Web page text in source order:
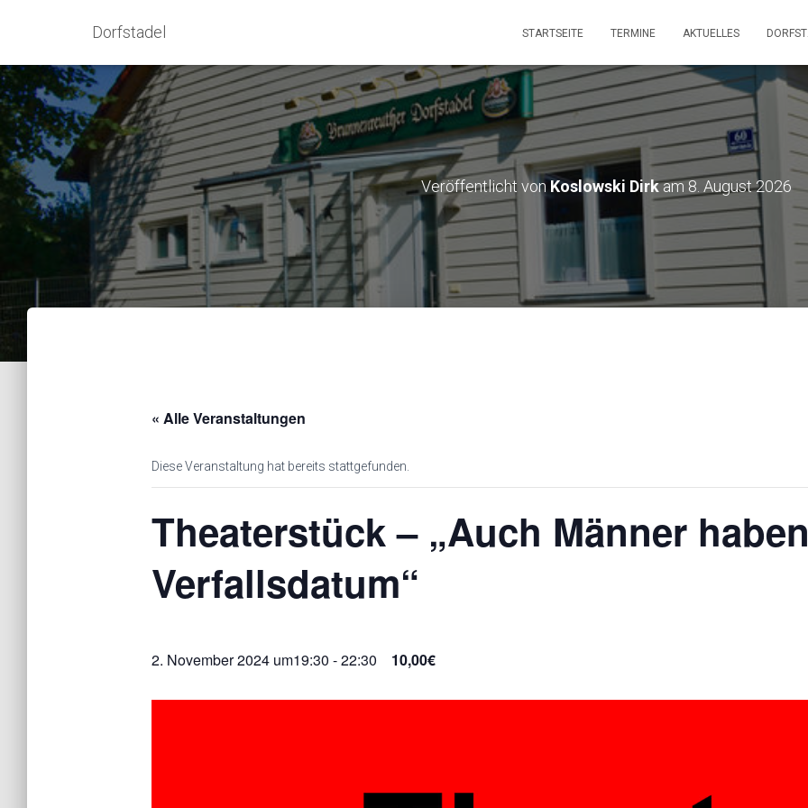
Dorfstadel STARTSEITE TERMINE AKTUELLES
Veröffentlicht von Koslowski Dirkam8. August 2026
« Alle Veranstaltungen
Diese Veranstaltung hat bereits stattgefunden.
Theaterstück – „Auch Männer
Verfallsdatum“
2. November 2024 um19:30 -22:30 10,00€